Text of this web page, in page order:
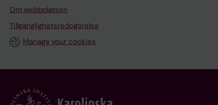
Om webbplatsen
Tillgänglighetsredogörelse
Manage your cookies